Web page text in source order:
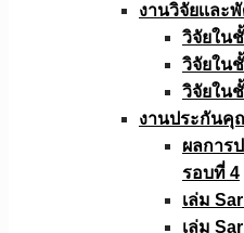
งานวิจัยเเละ
วิจัยใน
วิจัยใน
วิจัยใน
งานประกันคุ
ผลการ
รอบที่ 4
เล่ม
เล่ม